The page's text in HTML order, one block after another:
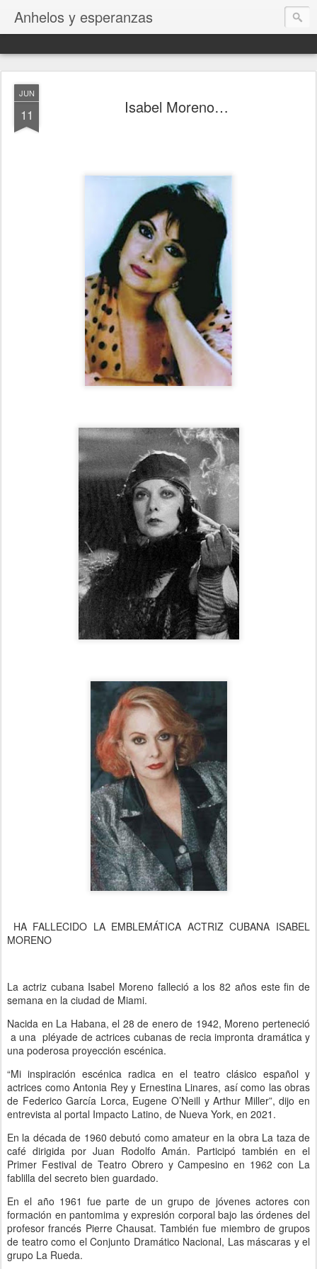
Anhelos y esperanzas
JUN
11 Isabel Moreno…
HA FALLECIDO LA EMBLEMÁTICA ACTRIZ CUBANA ISABEL
MORENO
La actriz cubana Isabel Moreno falleció a los 82 años este fin de
semana en la ciudad de Miami.
Nacida en La Habana, el 28 de enero de 1942, Moreno perteneció
a una pléyade de actrices cubanas de recia impronta dramática y
una poderosa proyección escénica.
“Mi inspiración escénica radica en el teatro clásico español y
actrices como Antonia Rey y Ernestina Linares, así como las obras
de Federico García Lorca, Eugene O’Neill y Arthur Miller”, dijo en
entrevista al portal Impacto Latino, de Nueva York, en 2021.
En la década de 1960 debutó como amateur en la obra La taza de
café dirigida por Juan Rodolfo Amán. Participó también en el
Primer Festival de Teatro Obrero y Campesino en 1962 con La
fablilla del secreto bien guardado.
En el año 1961 fue parte de un grupo de jóvenes actores con
formación en pantomima y expresión corporal bajo las órdenes del
profesor francés Pierre Chausat. También fue miembro de grupos
de teatro como el Conjunto Dramático Nacional, Las máscaras y el
grupo La Rueda.